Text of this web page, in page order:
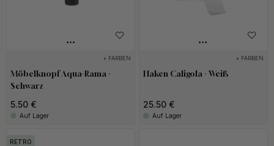
+ FARBEN
Möbelknopf Aqua-Rama -
Schwarz
5.50 €
Auf Lager
+ FARBEN
Haken Caligola - Weiß
25.50 €
Auf Lager
RETRO